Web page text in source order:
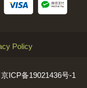
Policy
京ICP备19021436号-1